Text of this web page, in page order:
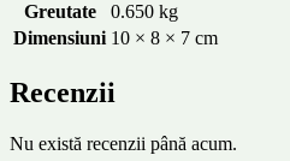
Greutate
0.650 kg
Dimensiuni 10 × 8 × 7 cm
Recenzii
Nu există recenzii până acum.